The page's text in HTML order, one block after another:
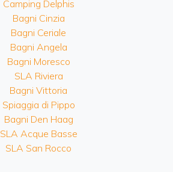
Camping Delphis
Bagni Cinzia
Bagni Ceriale
Bagni Angela
Bagni Moresco
SLA Riviera
Bagni Vittoria
Spiaggia di Pippo
Bagni Den Haag
SLA Acque Basse
SLA San Rocco